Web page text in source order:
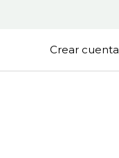
Crear cuenta